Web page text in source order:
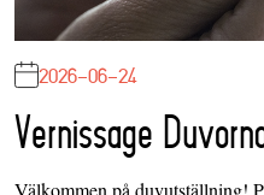
2026-06-24
Vernissage
Välkommen på duvutställning!